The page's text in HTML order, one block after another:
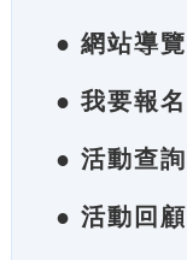
● 網站導覽
● 我要報名
● 活動查詢
● 活動回顧